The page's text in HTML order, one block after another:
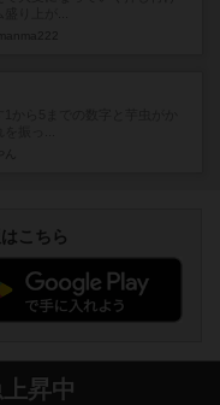
こちら
昇中